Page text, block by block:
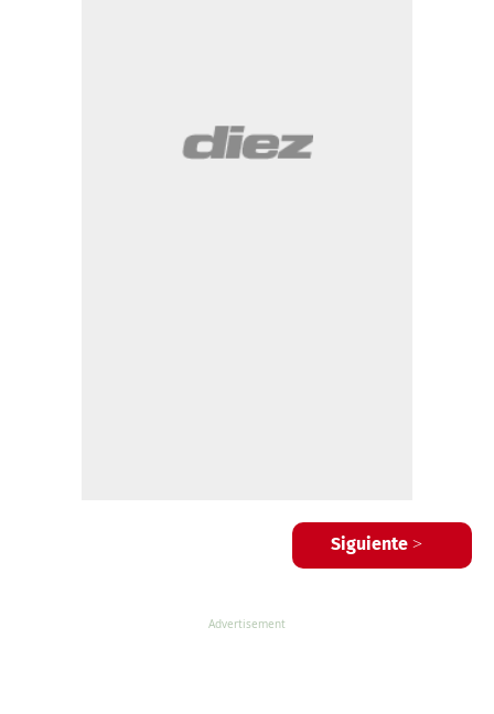
Siguiente >